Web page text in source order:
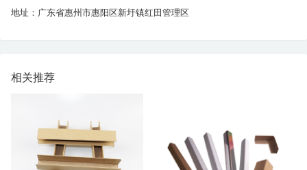
地址：广东省惠州市惠阳区新圩镇红田管理区
相关推荐